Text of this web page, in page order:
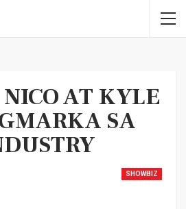
AT KYLE
SA
SHOWBIZ